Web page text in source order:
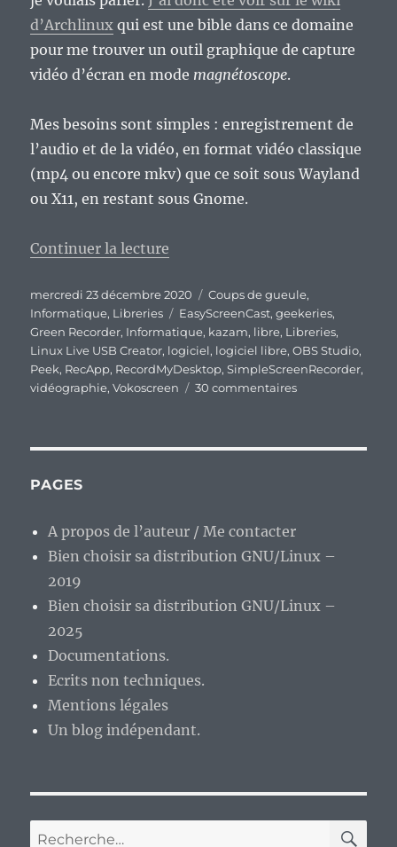
d’Archlinux qui est une bible dans ce domaine
pour me trouver un outil graphique de capture
vidéo d’écran en mode magnétoscope.
Mes besoins sont simples : enregistrement de
l’audio et de la vidéo, en format vidéo classique
(mp4 ou encore mkv) que ce soit sous Wayland
ou X11, en restant sous Gnome.
Continuer la lecture
Publié
le
mercredi 23 décembre 2020 Catégories
Coups de gueule,
Informatique, Libreries Étiquettes
EasyScreenCast,geekeries,
Green Recorder, Informatique, kazam, libre, Libreries,
Linux Live USB Creator, logiciel, logiciel libre,OBS Studio,
Peek, RecApp, RecordMyDesktop,SimpleScreenRecorder,
vidéographie,Vokoscreen 30 commentairessur
Linux
fin
PAGES
A propos de l’auteur / Me contacter
Bien choisir sa distribution GNU/Linux –
2019
Bien choisir sa distribution GNU/Linux –
2025
Documentations.
Ecrits non techniques.
Mentions légales
Un blog indépendant.
Recherche